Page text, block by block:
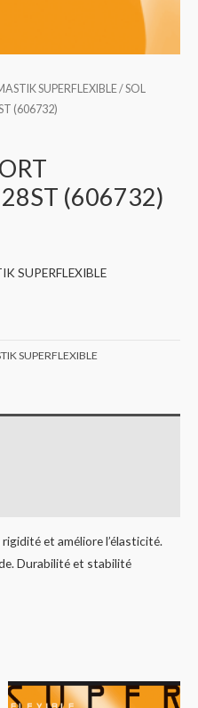
SUPERFLEXIBLE/ SOL
(606732)
28ST (606732)
SUPERFLEXIBLE
SUPERFLEXIBLE
rigidité et améliore l’élasticité.
Durabilité et stabilité